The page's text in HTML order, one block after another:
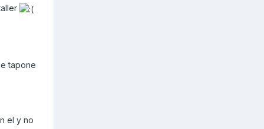
tapone
el y no